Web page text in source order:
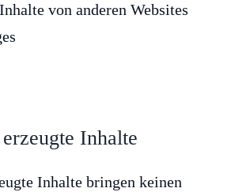
von anderen Websites
Inhalte
Inhalte bringen keinen